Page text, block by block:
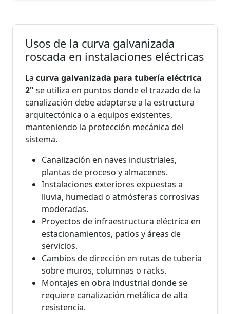
Usos de la curva galvanizada
roscada en instalaciones eléctricas
La curva galvanizada para tubería eléctrica
2" se utiliza en puntos donde el trazado de la
canalización debe adaptarse a la estructura
arquitectónica o a equipos existentes,
manteniendo la protección mecánica del
sistema.
Canalización en naves industriales,
plantas de proceso y almacenes.
Instalaciones exteriores expuestas a
lluvia, humedad o atmósferas corrosivas
moderadas.
Proyectos de infraestructura eléctrica en
estacionamientos, patios y áreas de
servicios.
Cambios de dirección en rutas de tubería
sobre muros, columnas o racks.
Montajes en obra industrial donde se
requiere canalización metálica de alta
resistencia.